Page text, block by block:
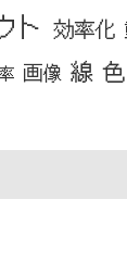
ト 効率化
画像 線 色